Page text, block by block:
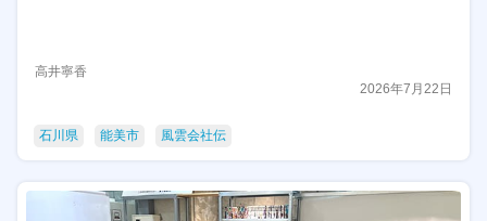
高井寧香
2026年7月22日
石川県 能美市 風雲会社伝